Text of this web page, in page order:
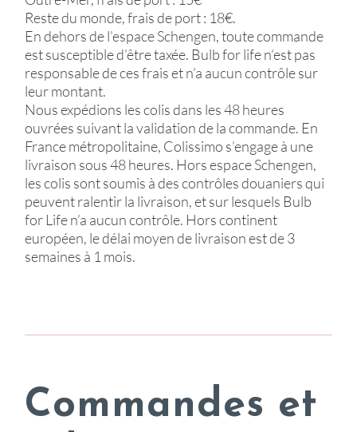
Reste du monde, frais de port : 18€.
En dehors de l’espace Schengen, toute commande
est susceptible d’être taxée. Bulb for life n’est pas
responsable de ces frais et n’a aucun contrôle sur
leur montant.
Nous expédions les colis dans les 48 heures
ouvrées suivant la validation de la commande. En
France métropolitaine, Colissimo s’engage à une
livraison sous 48 heures. Hors espace Schengen,
les colis sont soumis à des contrôles douaniers qui
peuvent ralentir la livraison, et sur lesquels Bulb
for Life n’a aucun contrôle. Hors continent
européen, le délai moyen de livraison est de 3
semaines à 1 mois.
Commandes et